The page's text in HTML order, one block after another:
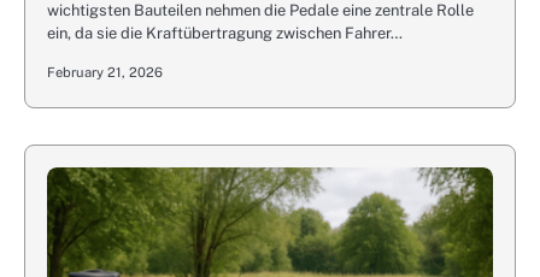
wichtigsten Bauteilen nehmen die Pedale eine zentrale Rolle
ein, da sie die Kraftübertragung zwischen Fahrer…
February 21, 2026